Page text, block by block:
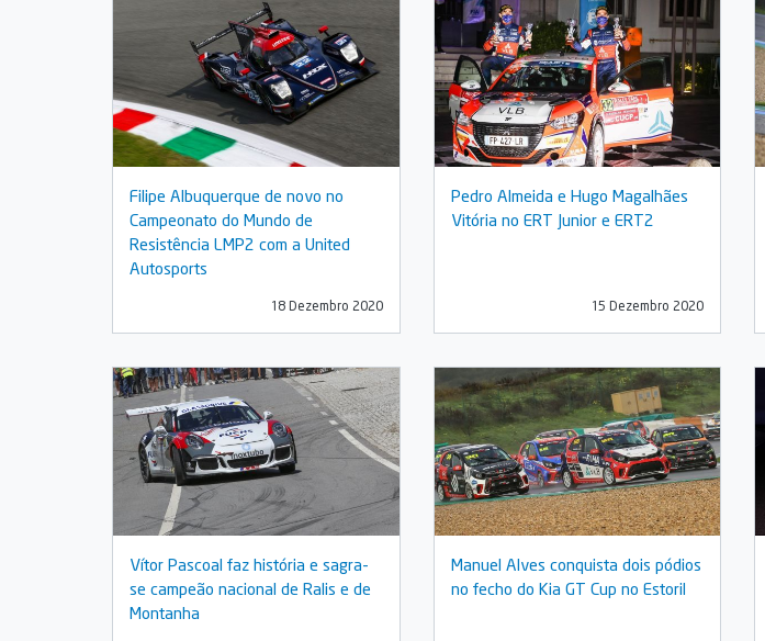
Filipe Albuquerque de novo no
Campeonato do Mundo de
Resistência LMP2 com a United
Autosports
18 Dezembro 2020
Pedro Almeida e Hugo Magalhães
Vitória no ERT Junior e ERT2
15 Dezembro 2020
Vítor Pascoal faz história e sagra-
se campeão nacional de Ralis e de
Montanha
Manuel Alves conquista dois pódios
no fecho do Kia GT Cup no Estoril